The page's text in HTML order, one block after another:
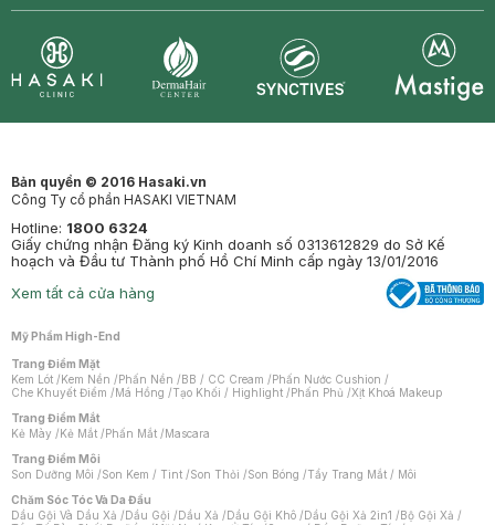
Bản quyền © 2016 Hasaki.vn
Công Ty cổ phần HASAKI VIETNAM
Hotline: 1800 6324
Giấy chứng nhận Đăng ký Kinh doanh số 0313612829 do Sở Kế
hoạch và Đầu tư Thành phố Hồ Chí Minh cấp ngày 13/01/2016
Xem tất cả cửa hàng
Mỹ Phẩm High-End
Trang Điểm Mặt
Kem Lót /Kem Nền /Phấn Nền /BB / CC Cream /Phấn Nước Cushion /
Che Khuyết Điểm /Má Hồng /Tạo Khối / Highlight /Phấn Phủ /Xịt Khoá Makeup
Trang Điểm Mắt
Kẻ Mày /Kẻ Mắt /Phấn Mắt /Mascara
Trang Điểm Môi
Son Dưỡng Môi /Son Kem / Tint /Son Thỏi /Son Bóng /Tẩy Trang Mắt / Môi
Chăm Sóc Tóc Và Da Đầu
Dầu Gội Và Dầu Xả /Dầu Gội /Dầu Xả /Dầu Gội Khô /Dầu Gội Xả 2in1 /Bộ Gội Xả /